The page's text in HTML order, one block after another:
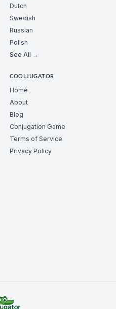
Dutch
Swedish
Russian
Polish
See All →
COOLJUGATOR
Home
About
Blog
Conjugation Game
Terms of Service
Privacy Policy